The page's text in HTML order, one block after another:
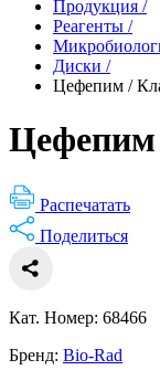
Продукция /
Реагенты /
Диски /
Цефепим /
Цефепим
Распечатать
Поделиться
Кат. Номер: 68466
Бренд: Bio-Rad